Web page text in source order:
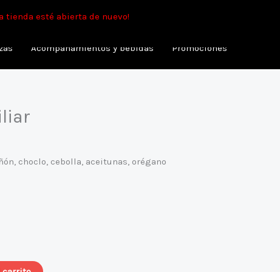
tienda esté abierta de nuevo!
min.
Acompañamientos y bebidas Promociones
choclo, cebolla, aceitunas, orégano